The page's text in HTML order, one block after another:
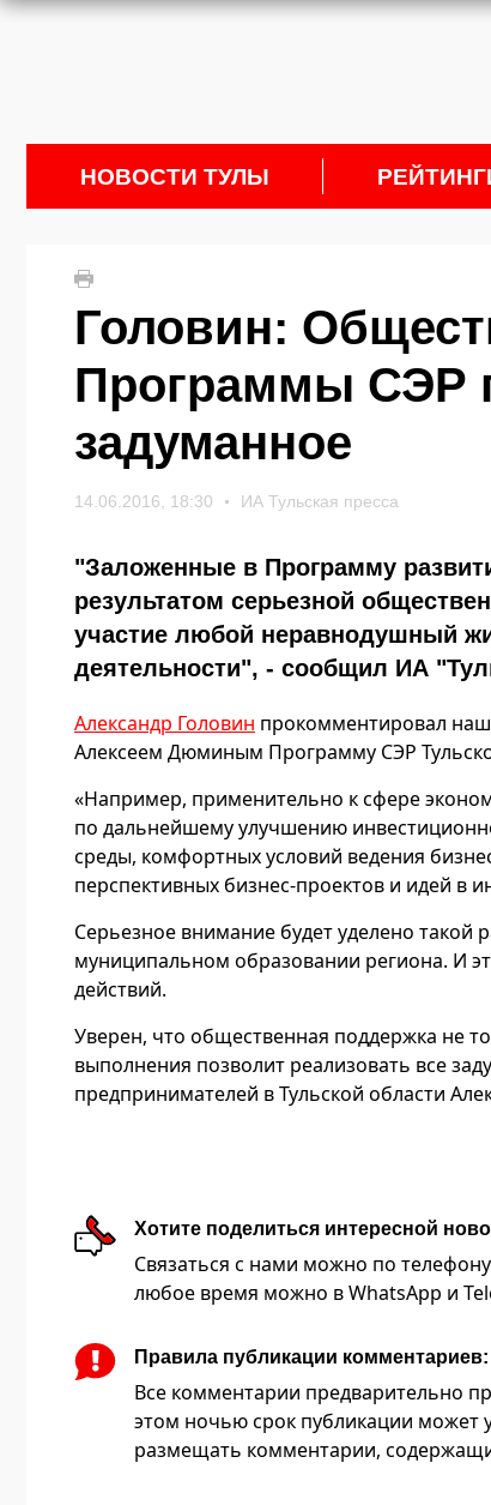
НОВОСТИ ТУЛЫ
Головин:
Программы СЭР
задуманное
14.06.2016, 18:30 ИА Тульская пресса
"Заложенные в Программу
результатом серьезной
участие любой неравнодушный
деятельности", - сообщил ИА
Александр Головин прокомментировал
Алексеем Дюминым Программу СЭР
«Например, применительно к сфере
по дальнейшему улучшению
среды, комфортных условий ведения
перспективных бизнес-проектов и идей в
Серьезное внимание будет уделено такой
муниципальном образовании региона. И
действий.
Уверен, что общественная поддержка не
выполнения позволит реализовать все
предпринимателей в Тульской области
Хотите поделиться интересной
Связаться с нами можно по
любое время можно в WhatsApp и
Правила публикации комментариев:
Все комментарии предварительно
этом ночью срок публикации может
размещать комментарии,